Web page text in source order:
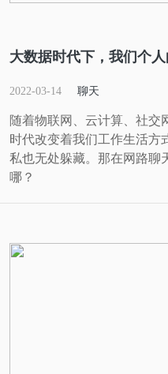
大数据时代下，我们个
2022-03-14 聊天
随着物联网、云计算、社交
时代改变着我们工作生活方
私也无处躲藏。那在网路聊
哪？